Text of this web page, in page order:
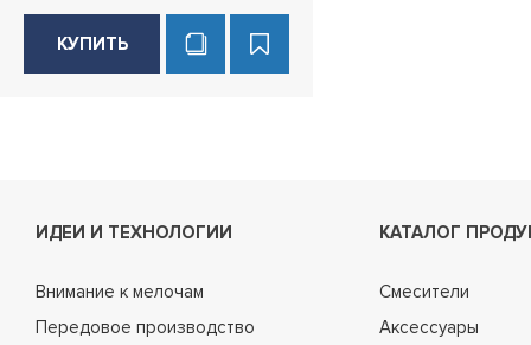
КУПИТЬ
ИДЕИ И ТЕХНОЛОГИИ
Внимание к мелочам
Передовое производство
КАТАЛОГ
Смесители
Аксессуары